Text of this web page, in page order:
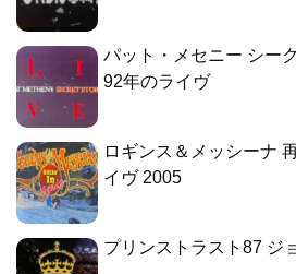
パット・メセニー シー
92年のライヴ
ロギンス＆メッシーナ
イヴ 2005
プリンストラスト87 ジ